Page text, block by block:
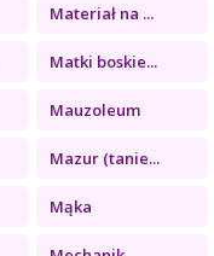
Materiał na ...
Matki boskie...
Mauzoleum
Mazur (tanie...
Mąka